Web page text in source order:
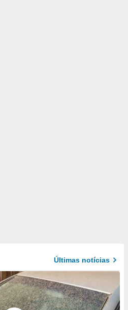
Últimas notícias